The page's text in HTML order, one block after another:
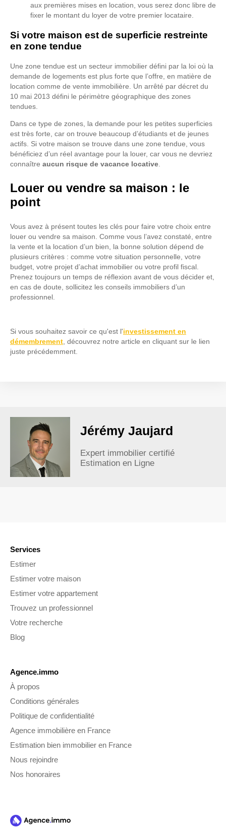
aux premières mises en location, vous serez donc libre de
fixer le montant du loyer de votre premier locataire.
Si votre maison est de superficie restreinte
en zone tendue
Une zone tendue est un secteur immobilier défini par la loi où la
demande de logements est plus forte que l’offre, en matière de
location comme de vente immobilière. Un arrêté par décret du
10 mai 2013 défini le périmètre géographique des zones
tendues.
Dans ce type de zones, la demande pour les petites superficies
est très forte, car on trouve beaucoup d’étudiants et de jeunes
actifs. Si votre maison se trouve dans une zone tendue, vous
bénéficiez d’un réel avantage pour la louer, car vous ne devriez
connaître aucun risque de vacance locative.
Louer ou vendre sa maison : le
point
Vous avez à présent toutes les clés pour faire votre choix entre
louer ou vendre sa maison. Comme vous l’avez constaté, entre
la vente et la location d’un bien, la bonne solution dépend de
plusieurs critères : comme votre situation personnelle, votre
budget, votre projet d’achat immobilier ou votre profil fiscal.
Prenez toujours un temps de réflexion avant de vous décider et,
en cas de doute, sollicitez les conseils immobiliers d’un
professionnel.
Si vous souhaitez savoir ce qu'est l'investissement en
démembrement, découvrez notre article en cliquant sur le lien
juste précédemment.
Jérémy Jaujard
Expert immobilier certifié
Estimation en Ligne
Services
Estimer
Estimer votre maison
Estimer votre appartement
Trouvez un professionnel
Votre recherche
Blog
Agence.immo
À propos
Conditions générales
Politique de confidentialité
Agence immobilière en France
Estimation bien immobilier en France
Nous rejoindre
Nos honoraires